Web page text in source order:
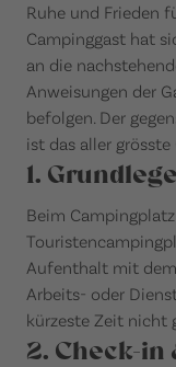
Ruhe und Frieden
Campinggast hat
an die
Anweisungen der
befolgen. Der
ist das aller grösste
1.
Beim
Aufenthalt mit
Arbeits- oder
kürzeste Zeit nicht
2. Check-in